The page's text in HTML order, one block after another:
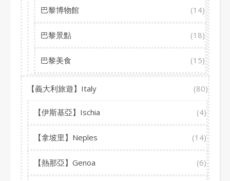
巴黎博物館 (14)
巴黎景點 (18)
巴黎美食 (15)
【義大利旅遊】Italy (80)
【伊斯基亞】Ischia (4)
【拿坡里】Neples (14)
【熱那亞】Genoa (6)